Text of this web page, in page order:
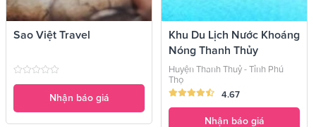
Sao Việt Travel
Nhận báo giá
Khu Du Lịch Nước Khoáng
Nóng Thanh Thủy
Huyện Thanh Thuỷ - Tỉnh Phú
Thọ
4.67
Nhận báo giá